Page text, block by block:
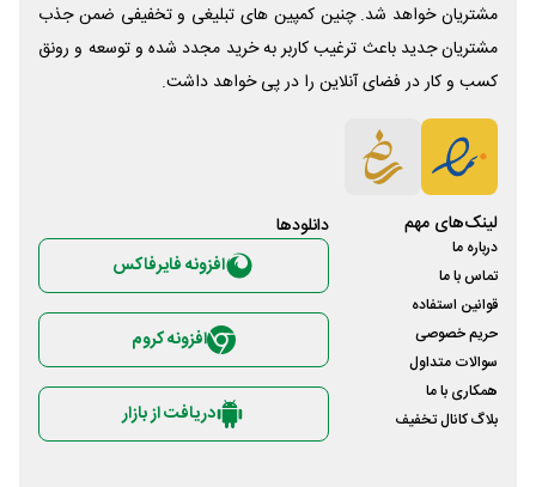
مشتریان خواهد شد. چنین کمپین های تبلیغی و تخفیفی ضمن جذب
مشتریان جدید باعث ترغیب کاربر به خرید مجدد شده و توسعه و رونق
کسب و کار در فضای آنلاین را در پی خواهد داشت.
لینک‌های مهم
درباره ما
تماس با ما
قوانین استفاده
حریم خصوصی
سوالات متداول
همکاری با ما
بلاگ کانال تخفیف
دانلود‌ها
افزونه فایرفاکس
افزونه کروم
دریافت از بازار